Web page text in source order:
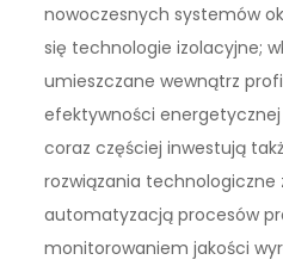
nowoczesnych systemów
się technologie izolacyjne;
umieszczane wewnątrz
efektywności
coraz częściej inwestują
rozwiązania technologiczne
automatyzacją procesów
monitorowaniem jakości